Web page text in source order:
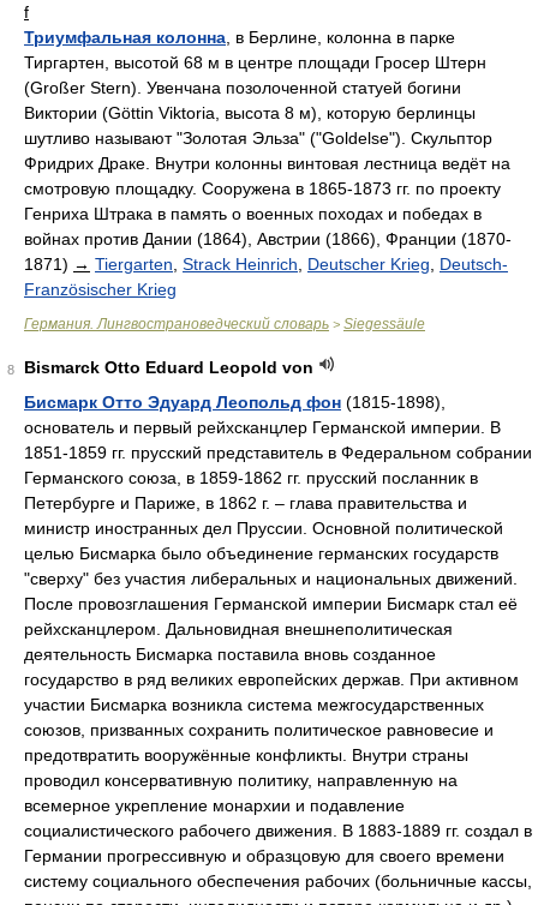
f
Триумфальная колонна , в Берлине, колонна в парке
Тиргартен, высотой 68 м в центре площади Гросер Штерн
(Großer Stern). Увенчана позолоченной статуей богини
Виктории (Göttin Viktoria, высота 8 м), которую берлинцы
шутливо называют "Золотая Эльза" ("Goldelse"). Скульптор
Фридрих Драке. Внутри колонны винтовая лестница ведёт на
смотровую площадку. Сооружена в 1865-1873 гг. по проекту
Генриха Штрака в память о военных походах и победах в
войнах против Дании (1864), Австрии (1866), Франции (1870-
1871) → Tiergarten Strack Heinrich Deutscher Krieg
Deutsch-
Französischer Krieg
Германия. Лингвострановедческий словарь > Siegessäule
8
Bismarck Otto Eduard Leopold von
Бисмарк Отто Эдуард Леопольд фон (1815-1898),
основатель и первый рейхсканцлер Германской империи. В
1851-1859 гг. прусский представитель в Федеральном собрании
Германского союза, в 1859-1862 гг. прусский посланник в
Петербурге и Париже, в 1862 г. – глава правительства и
министр иностранных дел Пруссии. Основной политической
целью Бисмарка было объединение германских государств
"сверху" без участия либеральных и национальных движений.
После провозглашения Германской империи Бисмарк стал её
рейхсканцлером. Дальновидная внешнеполитическая
деятельность Бисмарка поставила вновь созданное
государство в ряд великих европейских держав. При активном
участии Бисмарка возникла система межгосударственных
союзов, призванных сохранить политическое равновесие и
предотвратить вооружённые конфликты. Внутри страны
проводил консервативную политику, направленную на
всемерное укрепление монархии и подавление
социалистического рабочего движения. В 1883-1889 гг. создал в
Германии прогрессивную и образцовую для своего времени
систему социального обеспечения рабочих (больничные кассы,